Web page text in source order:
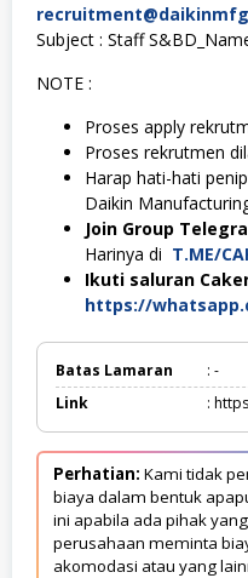
Subject : Staff
NOTE :
Proses apply
Proses rekrutmen
Harap hati-hati
Daikin
Join Group
Harinya di T.ME/
Ikuti saluran
https://
Batas Lamaran
: -
Link
:
Perhatian: Kami tidak
biaya dalam bentuk
ini apabila ada pihak
perusahaan meminta
akomodasi atau yang